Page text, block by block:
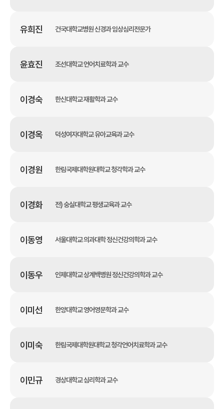
유희진 건국대학교병원 신경과 임상심리전문가
윤효진 조선대학교 언어치료학과 교수
이경숙 한신대학교 재활학과 교수
이경옥 덕성여자대학교 유아교육과 교수
이경원 한림국제대학원대학교 청각학과 교수
이경화 전) 숭실대학교 평생교육과 교수
이동영 서울대학교 의과대학 정신건강의학과 교수
이동우 인제대학교 상계백병원 정신건강의학과 교수
이미선 한양대학교 영어영문학과 교수
이미숙 한림국제대학원대학교 청각언어치료학과 교수
이민규 경상대학교 심리학과 교수